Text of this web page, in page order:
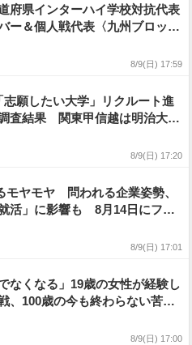
府県インターハイ学校対抗代表
ー＆個人戦代表〈九州ブロッ
8/9(日) 17:59
志願したい大学」リクルート進
査結果 関東甲信越は明治大
大学【上位記載】
8/9(日) 17:20
モヤモヤ 問われる企業姿勢、
就活」に影響も 8月14日にフェ
トのたまご］
8/9(日) 17:01
なくなる」19歳の女性が経験し
、100歳の今も終わらない苦し
8/9(日) 17:00